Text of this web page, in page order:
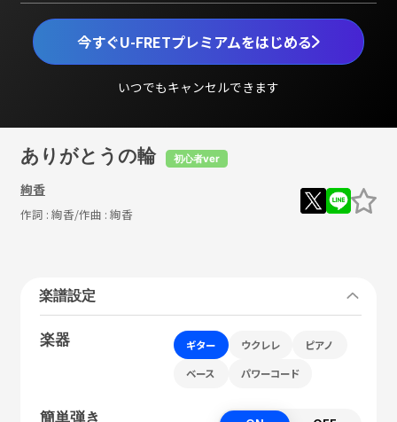
今すぐU-FRETプレミアムをはじめる
いつでもキャンセルできます
ありがとうの輪 初心者ver
絢香
作詞 : 絢香/作曲 : 絢香
楽譜設定
楽器 ギター ウクレレ ピアノ
ベース パワーコード
簡単弾き